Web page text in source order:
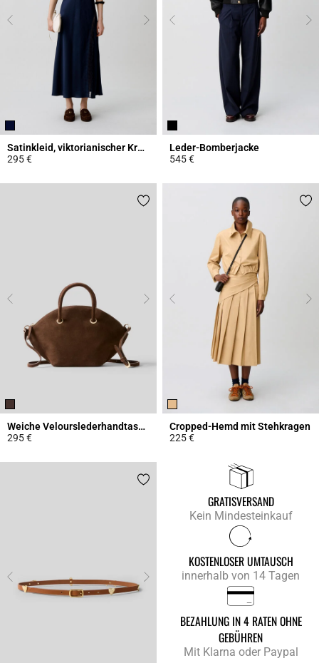
Satinkleid, viktorianischer Kragen
295 €
Leder-Bomberjacke
545 €
Weiche Velourslederhandtasche
295 €
Cropped-Hemd mit Stehkragen
225 €
GRATISVERSAND
Kein Mindesteinkauf
KOSTENLOSER UMTAUSCH
innerhalb von 14 Tagen
BEZAHLUNG IN 4 RATEN OHNE
GEBÜHREN
Mit Klarna oder Paypal